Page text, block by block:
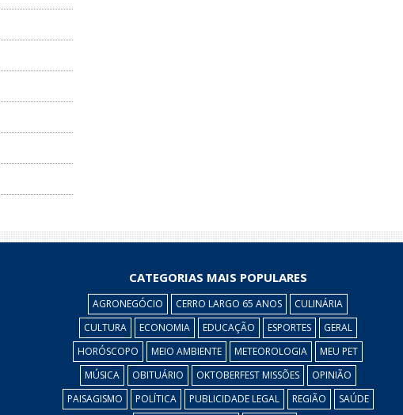
CATEGORIAS MAIS POPULARES
AGRONEGÓCIO CERRO LARGO 65 ANOS
CULINÁRIA
CULTURA
ECONOMIA EDUCAÇÃO ESPORTES
GERAL
HORÓSCOPO
MEIO AMBIENTE METEOROLOGIA
MEU PET
MÚSICA
OBITUÁRIO OKTOBERFEST MISSÕES
OPINIÃO
PAISAGISMO
POLÍTICA PUBLICIDADE LEGAL REGIÃO SAÚDE